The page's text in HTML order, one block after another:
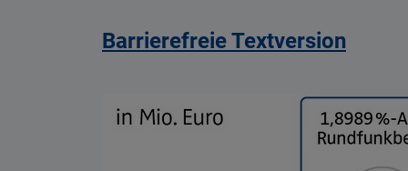
Barrierefreie Textversion